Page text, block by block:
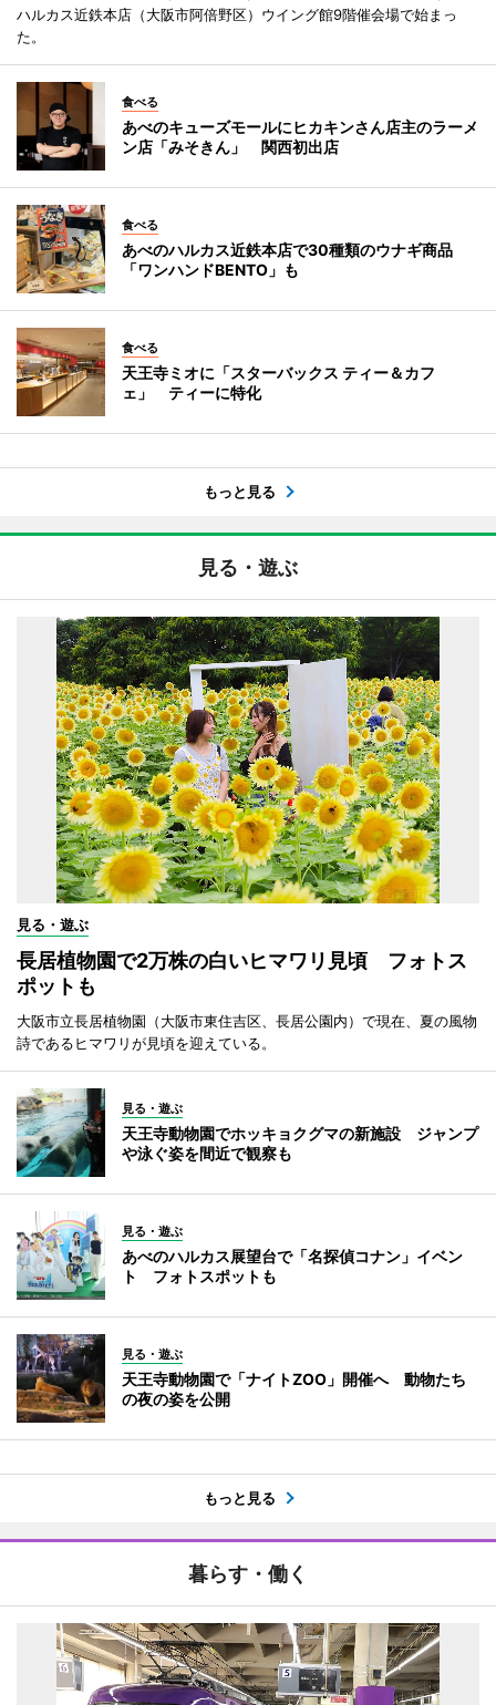
ハルカス近鉄本店（大阪市阿倍野区）ウイング館9階催会場で始まっ
た。
食べる
あべのキューズモールにヒカキンさん店主のラーメ
ン店「みそきん」 関西初出店
食べる
あべのハルカス近鉄本店で30種類のウナギ商品
「ワンハンドBENTO」も
食べる
天王寺ミオに「スターバックス ティー＆カフ
ェ」 ティーに特化
もっと見る
見る・遊ぶ
見る・遊ぶ
長居植物園で2万株の白いヒマワリ見頃 フォトス
ポットも
大阪市立長居植物園（大阪市東住吉区、長居公園内）で現在、夏の風物
詩であるヒマワリが見頃を迎えている。
見る・遊ぶ
天王寺動物園でホッキョクグマの新施設 ジャンプ
や泳ぐ姿を間近で観察も
見る・遊ぶ
あべのハルカス展望台で「名探偵コナン」イベン
ト フォトスポットも
見る・遊ぶ
天王寺動物園で「ナイトZOO」開催へ 動物たち
の夜の姿を公開
もっと見る
暮らす・働く